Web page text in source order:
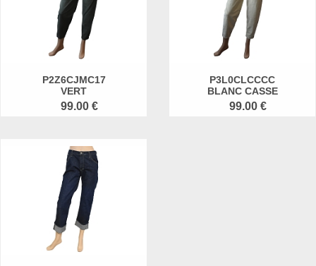
P2Z6CJMC17
VERT
99.00 €
P3L0CLCCCC
BLANC CASSE
99.00 €